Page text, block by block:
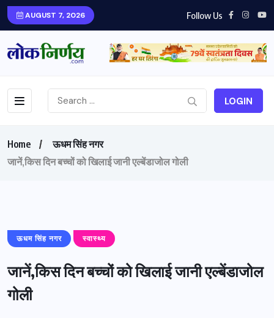
AUGUST 7, 2026 Follow Us
LOGIN
Home
ऊधम सिंह नगर
जानें,किस दिन बच्चों को खिलाई जानी एल्बेंडाजोल गोली
ऊधम सिंह नगर स्वास्थ्य
जानें,किस दिन बच्चों को खिलाई जानी एल्बेंडाजोल
गोली